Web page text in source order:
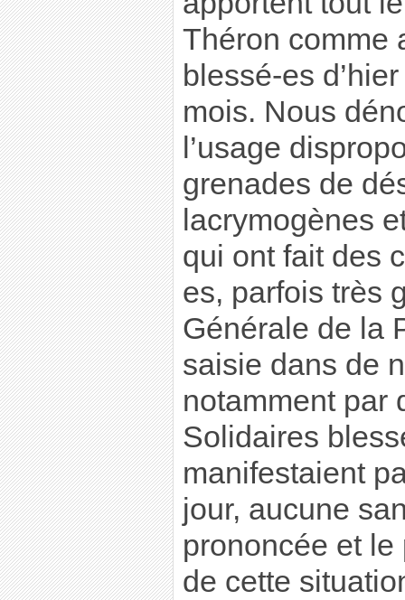
Théron comme
blessé-es
mois. Nous
l’usage
grenades de
lacrymogènes
qui ont fait des
es, parfois très
Générale de la
saisie dans de
notamment par
Solidaires
manifestaient
jour, aucune
prononcée et
de cette